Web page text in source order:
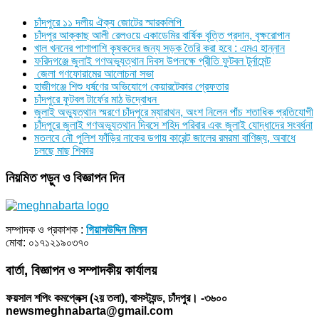
চাঁদপুরে ১১ দলীয় ঐক্য জোটের স্মারকলিপি
চাঁদপুর আক্কাছ আলী রেলওয়ে একাডেমির বার্ষিক বৃত্তি প্রদান, বৃক্ষরোপান
খাল খননের পাশাপাশি কৃষকদের জন্য সড়ক তৈরি করা হবে : এমএ হান্নান
ফরিদগঞ্জে জুলাই গণঅভ্যুত্থান দিবস উপলক্ষে প্রীতি ফুটবল টুর্নামেন্ট
জেলা গণফোরামের আলোচনা সভা
হাজীগঞ্জে শিশু ধর্ষণের অভিযোগে কেয়ারটেকার গ্রেফতার
চাঁদপুরে ফুটবল টার্ফের মাঠ উদ্বোধন
জুলাই অভ্যুত্থান স্মরণে চাঁদপুরে ম্যারাথন, অংশ নিলেন পাঁচ শতাধিক প্রতিযোগী
চাঁদপুরে জুলাই গণঅভ্যুত্থান দিবসে শহিদ পরিবার এবং জুলাই যোদ্ধাদের সংবর্ধনা
মতলবে নৌ পুলিশ ফাঁড়ির নাকের ডগায় কারেন্ট জালের রমরমা বাণিজ্য, অবাধে
চলছে মাছ শিকার
নিয়মিত পড়ুন ও বিজ্ঞাপন দিন
সম্পাদক ও প্রকাশক : গিয়াসউদ্দিন মিলন
মোবা: ০১৭১২১৯০৩৭০
বার্তা, বিজ্ঞাপন ও সম্পাদকীয় কার্যালয়
ফয়সাল শপিং কমপ্লেক্স (২য় তলা), বাসস্ট্যন্ড, চাঁদপুর। -৩৬০০
newsmeghnabarta@gmail.com